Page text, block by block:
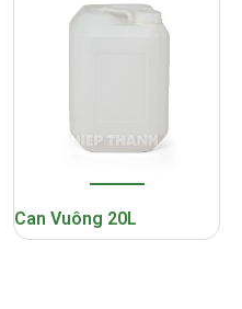
Can Vuông 20L